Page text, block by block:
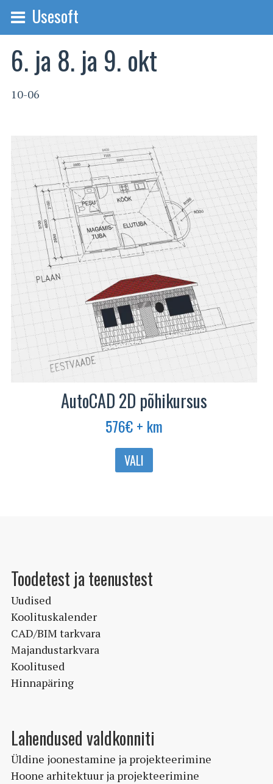
Usesoft
6. ja 8. ja 9. okt
10-06
AutoCAD 2D põhikursus
576€+ km
VALI
Sellel
tootelehel.
Toodetest ja teenustest
Uudised
Koolituskalender
CAD/BIM tarkvara
Majandustarkvara
Koolitused
Hinnapäring
Lahendused valdkonniti
Üldine joonestamine ja projekteerimine
Hoone arhitektuur ja projekteerimine